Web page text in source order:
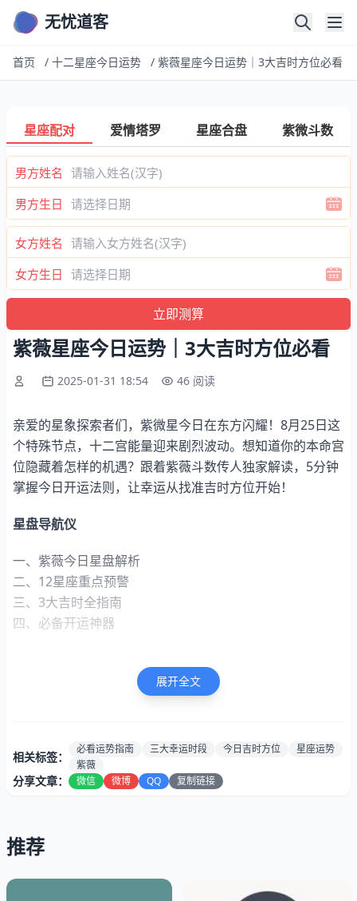
无忧道客
首页 / 十二星座今日运势 / 紫薇星座今日运势｜3大吉时方位必看
星座配对 爱情塔罗 星座合盘 紫微斗数
男方姓名
男方生日
女方姓名
女方生日
紫薇星座今日运势｜3大吉时方位必看
2025-01-31 18:54 46 阅读
亲爱的星象探索者们，紫微星今日在东方闪耀！8月25日这
个特殊节点，十二宫能量迎来剧烈波动。想知道你的本命宫
位隐藏着怎样的机遇？跟着紫薇斗数传人独家解读，5分钟
掌握今日开运法则，让幸运从找准吉时方位开始！
星盘导航仪
一、紫薇今日星盘解析
二、12星座重点预警
三、3大吉时全指南
四、必备开运神器
一、紫薇今日星盘解析
1. 三大吉时表
时段 对应宫位 开运动作
13:00-15:00
19:00-21:00
展开全文
相关标签：
必看运势指南 三大幸运时段 今日吉时方位
星座运势
紫薇
分享文章： 微信 微博 QQ 复制链接
推荐